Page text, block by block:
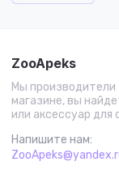
ZooApeks
Мы
магазине, вы
или аксессуар
Напишите нам: